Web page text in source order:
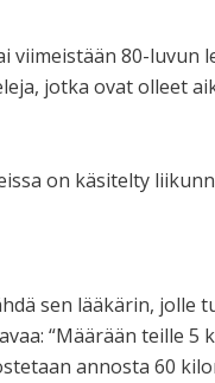
viimeistään 80-
jotka ovat olleet
on käsitelty
sen lääkärin, jolle
“Määrään teille
annosta 60